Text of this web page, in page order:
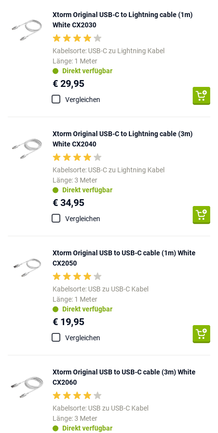
Xtorm Original USB-C to Lightning cable (1m)
White CX2030
Kabelsorte: USB-C zu Lightning Kabel
Länge: 1 Meter
Direkt verfügbar
€ 29,95
Vergleichen
Xtorm Original USB-C to Lightning cable (3m)
White CX2040
Kabelsorte: USB-C zu Lightning Kabel
Länge: 3 Meter
Direkt verfügbar
€ 34,95
Vergleichen
Xtorm Original USB to USB-C cable (1m) White
CX2050
Kabelsorte: USB zu USB-C Kabel
Länge: 1 Meter
Direkt verfügbar
€ 19,95
Vergleichen
Xtorm Original USB to USB-C cable (3m) White
CX2060
Kabelsorte: USB zu USB-C Kabel
Länge: 3 Meter
Direkt verfügbar